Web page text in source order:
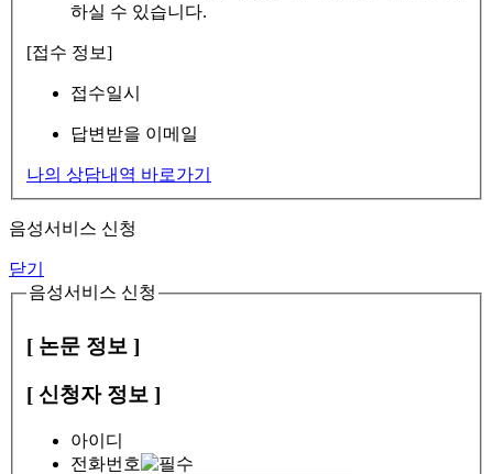
하실 수 있습니다.
[접수 정보]
접수일시
답변받을 이메일
나의 상담내역 바로가기
음성서비스 신청
닫기
음성서비스 신청
[ 논문 정보 ]
[ 신청자 정보 ]
아이디
전화번호